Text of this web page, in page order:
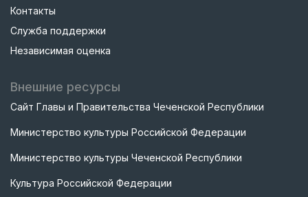
Контакты
Служба поддержки
Независимая оценка
Внешние ресурсы
Сайт Главы и Правительства Чеченской Республики
Министерство культуры Российской Федерации
Министерство культуры Чеченской Республики
Культура Российской Федерации